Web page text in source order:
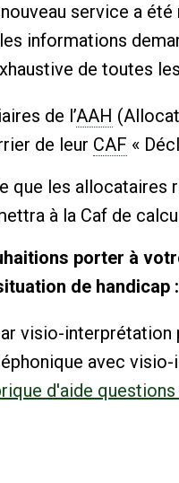
service a
informations
de toutes
de l’AAH
de leur CAF «
que les allocataires
à la Caf de
porter à
de handicap :
visio-
avec
d'aide